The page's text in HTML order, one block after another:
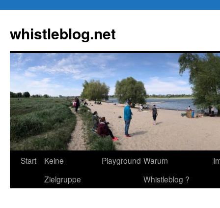
springen
whistleblog.net
Start
Keine
Zielgruppe
Playground Warum
Whistleblog ?